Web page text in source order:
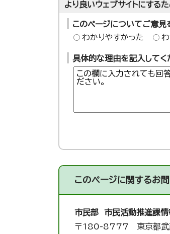
より良いウェブサイトにする
このページについてご意見
わかりやすかった
具体的な理由を記入してく
このページに関するお
市民部 市民活動推進課情
〒180-8777 東京都武